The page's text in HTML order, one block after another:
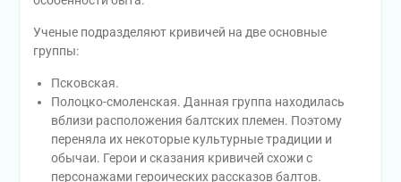
Ученые подразделяют кривичей на две основные
группы:
Псковская.
Полоцко-смоленская. Данная группа находилась
вблизи расположения балтских племен. Поэтому
переняла их некоторые культурные традиции и
обычаи. Герои и сказания кривичей схожи с
персонажами героических рассказов балтов.